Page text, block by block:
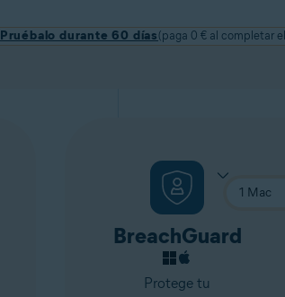
Pruébalo durante 60 días (paga 0 € al completar
BreachGuard
Protege tu